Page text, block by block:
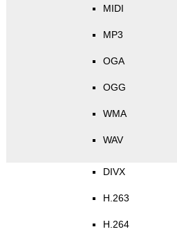
MIDI
MP3
OGA
OGG
WMA
WAV
DIVX
H.263
H.264